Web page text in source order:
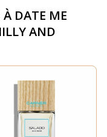
À DATE ME
AND